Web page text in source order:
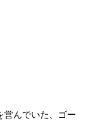
営んでいた、ゴー